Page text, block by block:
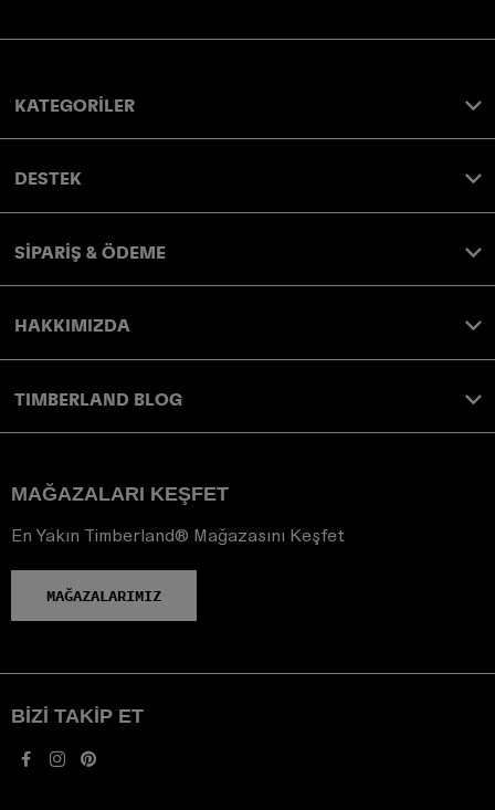
KATEGORİLER
DESTEK
SİPARİŞ & ÖDEME
HAKKIMIZDA
TIMBERLAND BLOG
MAĞAZALARI KEŞFET
En Yakın Timberland® Mağazasını Keşfet
MAĞAZALARIMIZ
BIZI TAKIP ET